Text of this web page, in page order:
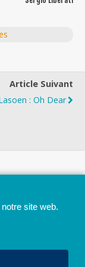
Article Suivant
: Oh Dear
site web.